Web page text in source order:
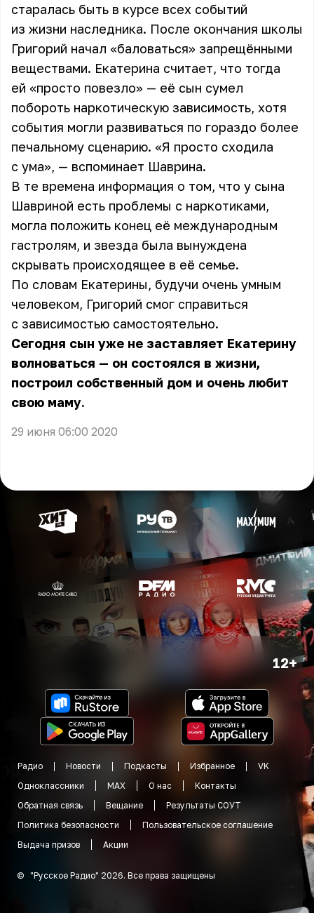
старалась быть в курсе всех событий
из жизни наследника. После окончания школы
Григорий начал «баловаться» запрещёнными
веществами. Екатерина считает, что тогда
ей «просто повезло» — её сын сумел
побороть наркотическую зависимость, хотя
события могли развиваться по гораздо более
печальному сценарию. «Я просто сходила
с ума», — вспоминает Шаврина.
В те времена информация о том, что у сына
Шавриной есть проблемы с наркотиками,
могла положить конец её международным
гастролям, и звезда была вынуждена
скрывать происходящее в её семье.
По словам Екатерины, будучи очень умным
человеком, Григорий смог справиться
с зависимостью самостоятельно.
Сегодня сын уже не заставляет Екатерину
волноваться — он состоялся в жизни,
построил собственный дом и очень любит
свою маму.
29 июня 06:00 2020
12+
Радио Новости Подкасты Избранное
VK
Одноклассники
MAX О нас
Контакты
Обратная связь
Вещание
Результаты СОУТ
Политика безопасности
Пользовательское соглашение
Выдача призов
Акции
© "Русское Радио" 2026. Все права защищены